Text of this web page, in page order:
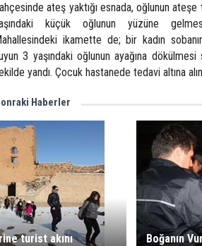
ateş yaktığı esnada, oğlunun ateşe
küçük oğlunun yüzüne
ikamette de; bir kadın
3 yaşındaki oğlunun ayağına
yandı. Çocuk hastanede tedavi altına
Haberler
turist akını Boğanın